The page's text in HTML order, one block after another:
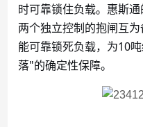
时可靠锁住负载。惠斯通
两个独立控制的抱闸互
能可靠锁死负载，为10
落"的确定性保障。